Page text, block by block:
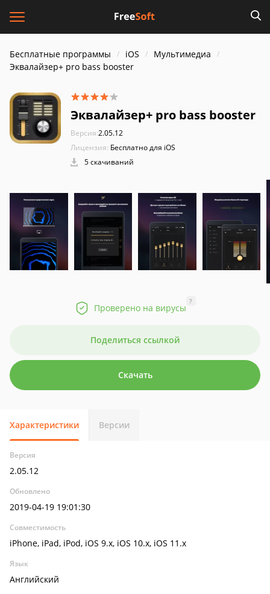
Бесплатные программы iOS
Мультимедиа
Эквалайзер+ pro bass booster
Эквалайзер+ pro bass booster
Версия:2.05.12
Лицензия: Бесплатно для iOS
5 скачиваний
Проверено на вирусы
?
Поделиться ссылкой
Скачать
Характеристики Версии
Версия
2.05.12
Обновлено
2019-04-19 19:01:30
Совместимость
iPhone, iPad, iPod, iOS 9.x, iOS 10.x, iOS 11.x
Язык
Английский